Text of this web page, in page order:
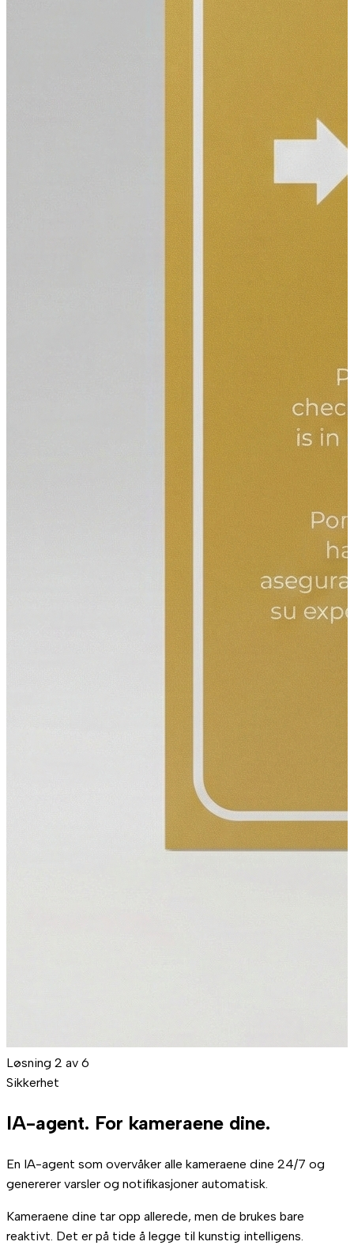
Løsning 2 av 6
Sikkerhet
IA-agent. For kameraene dine.
En IA-agent som overvåker alle kameraene dine 24/7 og
genererer varsler og notifikasjoner automatisk.
Kameraene dine tar opp allerede, men de brukes bare
reaktivt. Det er på tide å legge til kunstig intelligens.